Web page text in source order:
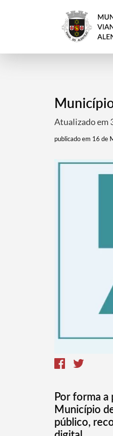
Atualizado em
publicado em 16 de
Por forma
Município
público,